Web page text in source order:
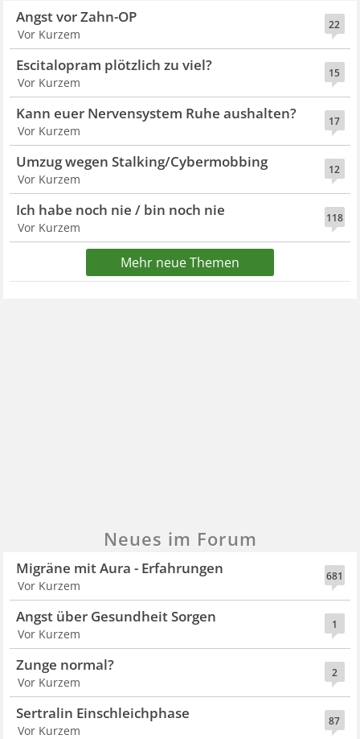
22
Angst vor Zahn-OP
Vor Kurzem
15
Escitalopram plötzlich zu viel?
Vor Kurzem
17
Kann euer Nervensystem Ruhe aushalten?
Vor Kurzem
12
Umzug wegen Stalking/Cybermobbing
Vor Kurzem
118
Ich habe noch nie / bin noch nie
Vor Kurzem
Mehr neue Themen
Neues im Forum
681
Migräne mit Aura - Erfahrungen
Vor Kurzem
1
Angst über Gesundheit Sorgen
Vor Kurzem
2
Zunge normal?
Vor Kurzem
87
Sertralin Einschleichphase
Vor Kurzem